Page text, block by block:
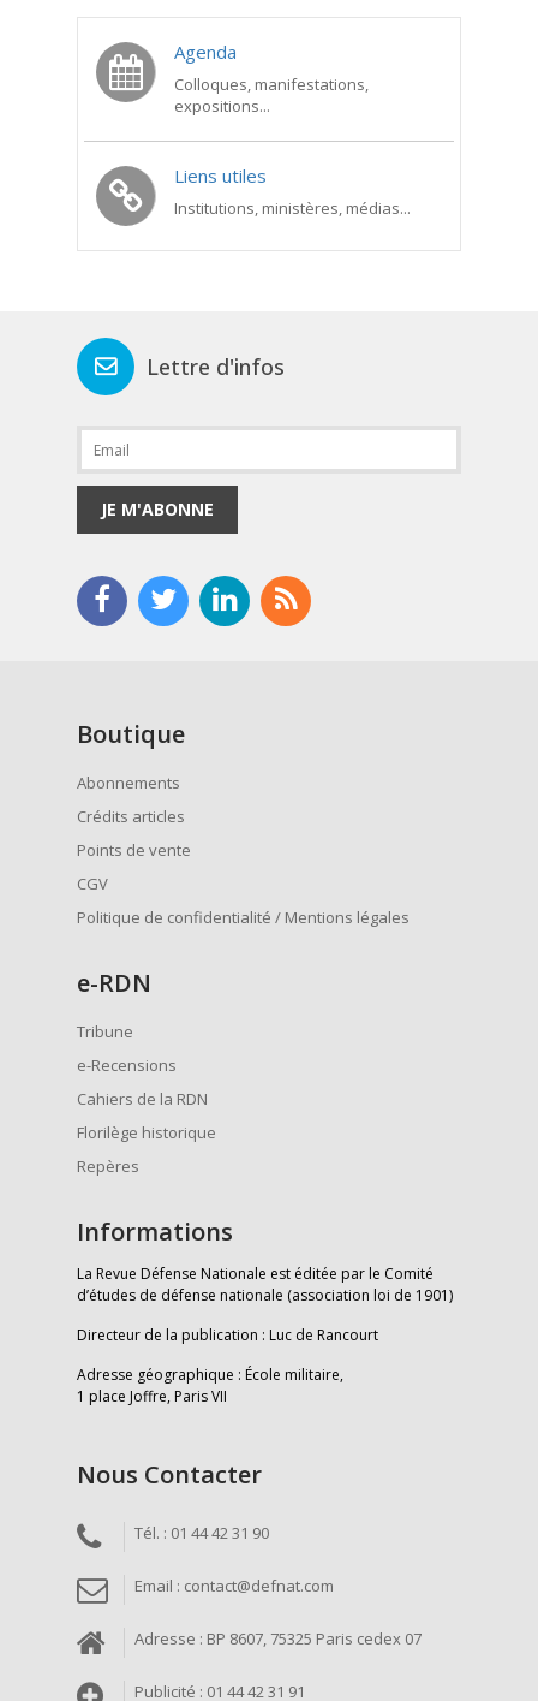
Agenda
Colloques, manifestations,
expositions...
Liens utiles
Institutions, ministères, médias...
Lettre d'infos
JE M'ABONNE
Boutique
Abonnements
Crédits articles
Points de vente
CGV
Politique de confidentialité / Mentions légales
e-RDN
Tribune
e-Recensions
Cahiers de la RDN
Florilège historique
Repères
Informations
La Revue Défense Nationale est éditée par le Comité
d’études de défense nationale (association loi de 1901)
Directeur de la publication : Luc de Rancourt
Adresse géographique : École militaire,
1 place Joffre, Paris VII
Nous Contacter
Tél. : 01 44 42 31 90
Email : contact@defnat.com
Adresse : BP 8607, 75325 Paris cedex 07
Publicité : 01 44 42 31 91